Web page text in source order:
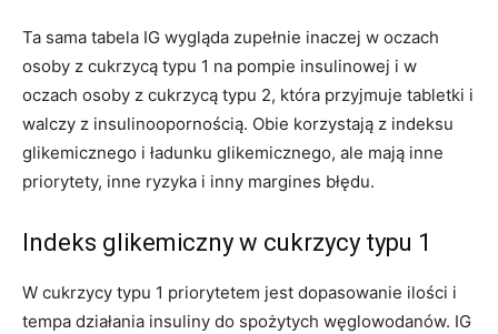
Ta sama tabela IG wygląda zupełnie inaczej w oczach
osoby z cukrzycą typu 1 na pompie insulinowej i w
oczach osoby z cukrzycą typu 2, która przyjmuje tabletki i
walczy z insulinoopornością. Obie korzystają z indeksu
glikemicznego i ładunku glikemicznego, ale mają inne
priorytety, inne ryzyka i inny margines błędu.
Indeks glikemiczny w cukrzycy typu 1
W cukrzycy typu 1 priorytetem jest dopasowanie ilości i
tempa działania insuliny do spożytych węglowodanów. IG